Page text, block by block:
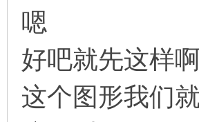
嗯
好吧就先这样啊
这个图形我们